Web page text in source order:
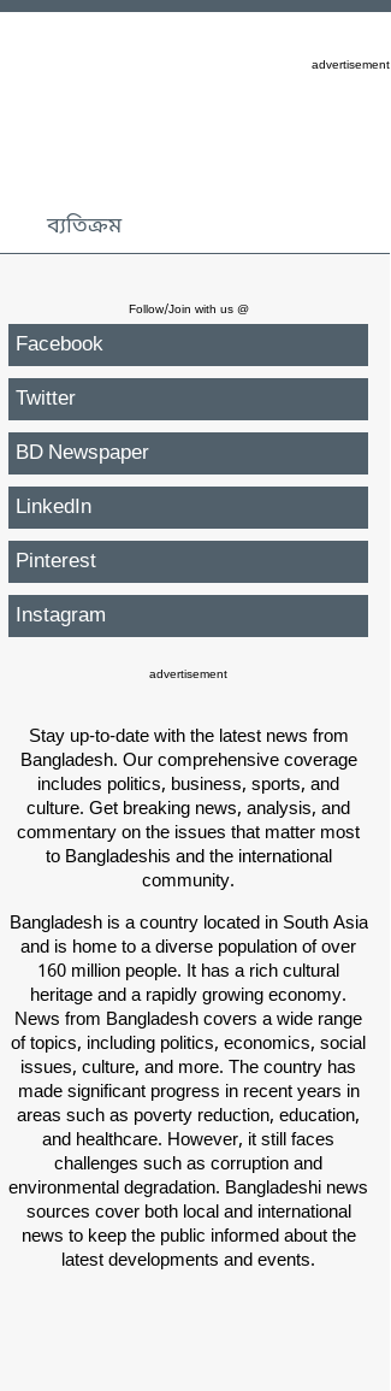
advertisement
ব্যতিক্রম
Follow/Join with us @
Facebook
Twitter
BD Newspaper
LinkedIn
Pinterest
Instagram
advertisement
Stay up-to-date with the latest news from
Bangladesh. Our comprehensive coverage
includes politics, business, sports, and
culture. Get breaking news, analysis, and
commentary on the issues that matter most
to Bangladeshis and the international
community.
Bangladesh is a country located in South Asia
and is home to a diverse population of over
160 million people. It has a rich cultural
heritage and a rapidly growing economy.
News from Bangladesh covers a wide range
of topics, including politics, economics, social
issues, culture, and more. The country has
made significant progress in recent years in
areas such as poverty reduction, education,
and healthcare. However, it still faces
challenges such as corruption and
environmental degradation. Bangladeshi news
sources cover both local and international
news to keep the public informed about the
latest developments and events.